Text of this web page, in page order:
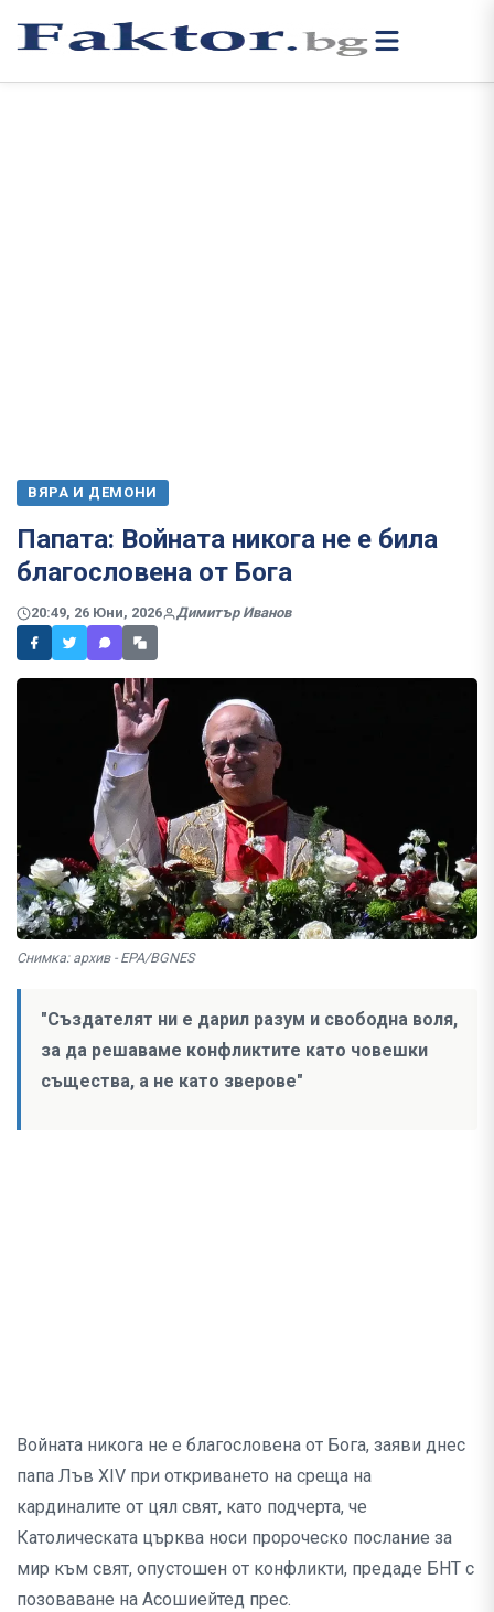
ВЯРА И ДЕМОНИ
Папата: Войната никога не е била
благословена от Бога
20:49, 26 Юни, 2026 Димитър Иванов
Снимка: архив - EPA/BGNES
"Създателят ни е дарил разум и свободна воля,
за да решаваме конфликтите като човешки
същества, а не като зверове"
Войната никога не е благословена от Бога, заяви днес
папа Лъв XIV при откриването на среща на
кардиналите от цял свят, като подчерта, че
Католическата църква носи пророческо послание за
мир към свят, опустошен от конфликти, предаде БНТ с
позоваване на Асошиейтед прес.